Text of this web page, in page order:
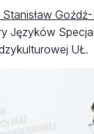
Stanisław
Języków
UŁ.